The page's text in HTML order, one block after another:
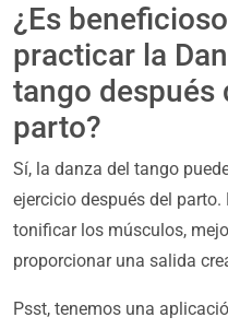
¿Es beneficioso
practicar la
tango después
parto?
Sí, la danza del tango
ejercicio después del
tonificar los músculos,
proporcionar una salida
Psst, tenemos una